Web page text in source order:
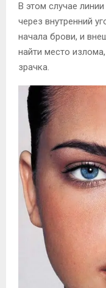
В этом случае
через внутренний
начала брови, и
найти место
зрачка.